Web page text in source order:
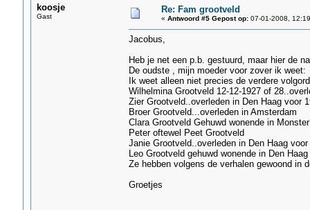
koosje
Gast
Re: Fam grootveld
« Antwoord #5 Gepost op:07-01-2008,
Jacobus,
Heb je net een p.b. gestuurd, maar hier de
De oudste , mijn moeder voor zover ik weet:
Ik weet alleen niet precies de verdere
Wilhelmina Grootveld 12-12-1927 of
Zier Grootveld..overleden in Den Haag voor
Broer Grootveld...overleden in Amsterdam
Clara Grootveld Gehuwd wonende in
Peter oftewel Peet Grootveld
Janie Grootveld..overleden in Den Haag voor
Leo Grootveld gehuwd wonende in Den
Ze hebben volgens de verhalen gewoond in
Groetjes